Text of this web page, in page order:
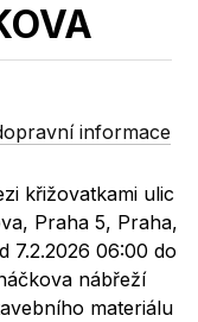
informace
křižovatkami ulic
Praha 5, Praha,
7.2.2026 06:00 do
nábřeží
materiálu